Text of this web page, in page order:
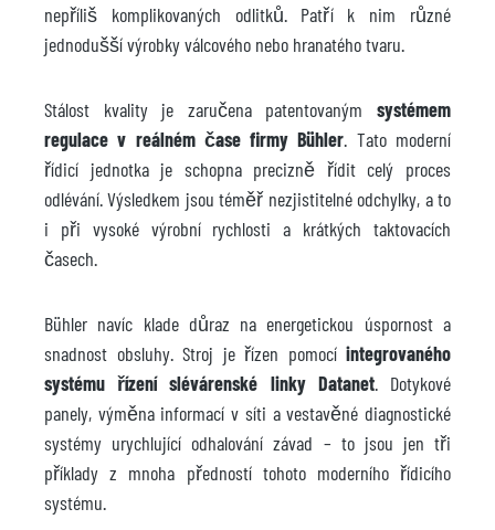
nepříliš komplikovaných odlitků. Patří k nim různé
jednodušší výrobky válcového nebo hranatého tvaru.
Stálost kvality je zaručena patentovaným systémem
regulace v reálném čase firmy Bühler. Tato moderní
řídicí jednotka je schopna precizně řídit celý proces
odlévání. Výsledkem jsou téměř nezjistitelné odchylky, a to
i při vysoké výrobní rychlosti a krátkých taktovacích
časech.
Bühler navíc klade důraz na energetickou úspornost a
snadnost obsluhy. Stroj je řízen pomocí integrovaného
systému řízení slévárenské linky Datanet. Dotykové
panely, výměna informací v síti a vestavěné diagnostické
systémy urychlující odhalování závad – to jsou jen tři
příklady z mnoha předností tohoto moderního řídicího
systému.